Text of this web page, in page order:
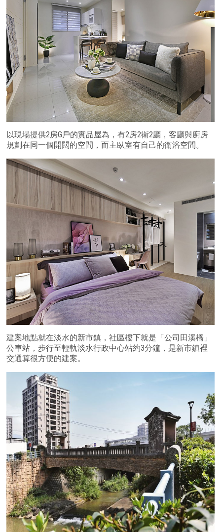
以現場提供2房G戶的實品屋為，有2房2衛2廳，客廳與廚房
規劃在同一個開闊的空間，而主臥室有自己的衛浴空間。
建案地點就在淡水的新市鎮，社區樓下就是「公司田溪橋」
公車站，步行至輕軌淡水行政中心站約3分鐘，是新市鎮裡
交通算很方便的建案。